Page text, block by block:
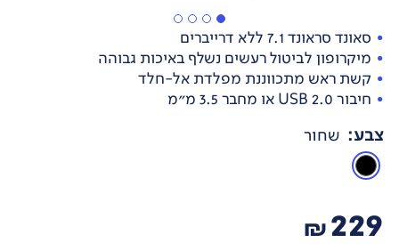
סאונד סראונד 7.1 ללא דרייברים
מיקרופון לביטול רעשים נשלף באיכות גבוהה
קשת ראש מתכווננת מפלדת אל-חלד
חיבור USB 2.0 או מחבר 3.5 מ"מ
צבע: שחור
229
₪